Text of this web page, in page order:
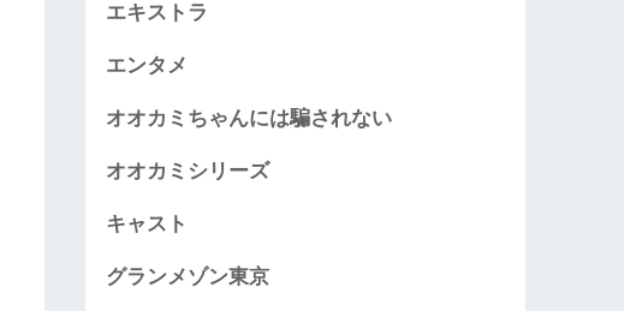
エキストラ
エンタメ
オオカミちゃんには騙されない
オオカミシリーズ
キャスト
グランメゾン東京